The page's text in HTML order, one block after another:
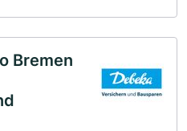
Bremen